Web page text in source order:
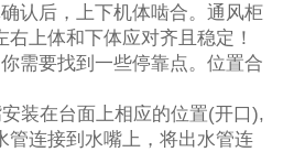
认后，上下机体啮合。通风柜
上体和下体应对齐且稳定！
需要找到一些停靠点。位置合
装在台面上相应的位置(开口),
管连接到水嘴上，将出水管连